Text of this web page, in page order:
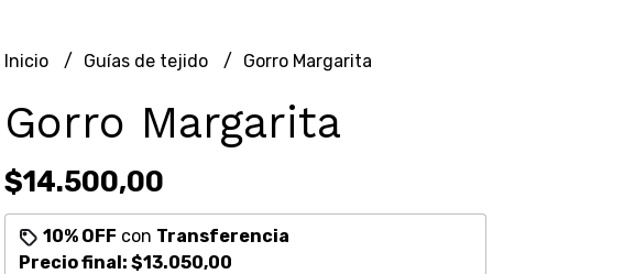
Inicio Guías de tejido Gorro Margarita
Gorro Margarita
$14.500,00
10% OFF con Transferencia
Precio final: $13.050,00